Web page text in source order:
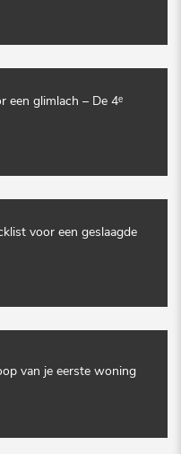
een glimlach – De 4ᵉ
voor een geslaagde
van je eerste woning